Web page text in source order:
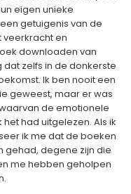
eigen unieke
getuigenis van de
veerkracht en
downloaden van
zelfs in de donkerste
Ik ben nooit een
geweest, maar er was
de emotionele
had uitgelezen. Als ik
ik me dat de boeken
gehad, degene zijn die
me hebben geholpen